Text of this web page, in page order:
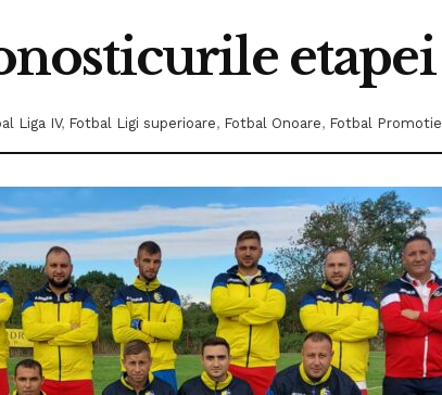
etapei
Liga IV, Fotbal Ligi superioare, Fotbal Onoare, Fotbal Promotie